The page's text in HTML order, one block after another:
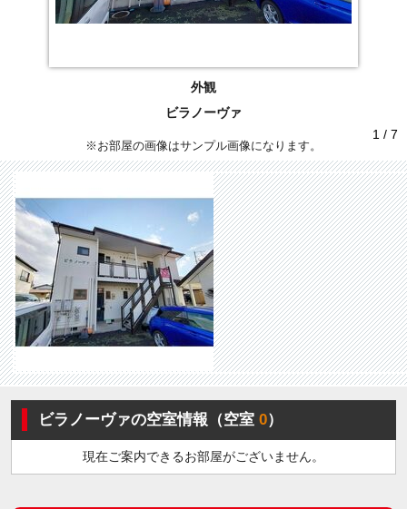
外観
ビラノーヴァ
1 / 7
※お部屋の画像はサンプル画像になります。
ビラノーヴァの空室情報（空室0）
現在ご案内できるお部屋がございません。